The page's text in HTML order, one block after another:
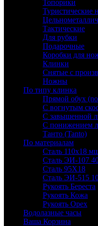
Топорики
Туристические
Тактические
Для рубки
Подарочные
Коробки для
Клинки
Снятые с
Ножны
По типу клинка
Прямой обух
С вогнутым
С завышенной
С понижением
Танто (Tanto)
По материалам
Сталь 110х18
Сталь ЭИ-107
Сталь 95Х18
Сталь ЭИ-515
Рукоять Береста
Рукоять Кожа
Рукоять Орех
Водолазные часы
Ваша Корзина